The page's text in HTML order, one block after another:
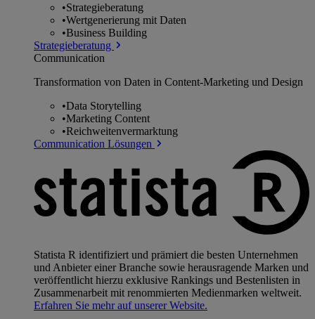
•Strategieberatung
•Wertgenerierung mit Daten
•Business Building
Strategieberatung
Communication
Transformation von Daten in Content-Marketing und Design
•Data Storytelling
•Marketing Content
•Reichweitenvermarktung
Communication Lösungen
Statista R identifiziert und prämiert die besten Unternehmen
und Anbieter einer Branche sowie herausragende Marken und
veröffentlicht hierzu exklusive Rankings und Bestenlisten in
Zusammenarbeit mit renommierten Medienmarken weltweit.
Erfahren Sie mehr auf unserer Website.